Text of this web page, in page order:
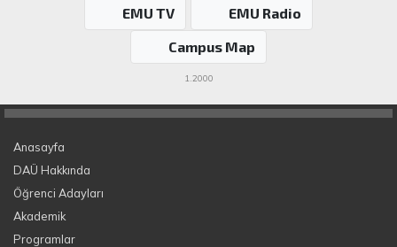
EMU TV
EMU Radio
Campus Map
1.2000
Anasayfa
DAÜ Hakkında
Öğrenci Adayları
Akademik
Programlar